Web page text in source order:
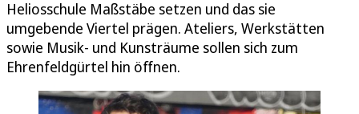
Heliosschule Maßstäbe setzen und das sie
umgebende Viertel prägen. Ateliers, Werkstätten
sowie Musik- und Kunsträume sollen sich zum
Ehrenfeldgürtel hin öffnen.